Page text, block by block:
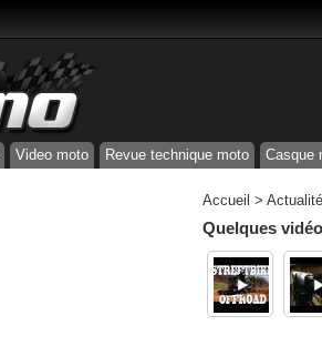
Video moto Revue technique moto Casque
Accueil >
Quelques